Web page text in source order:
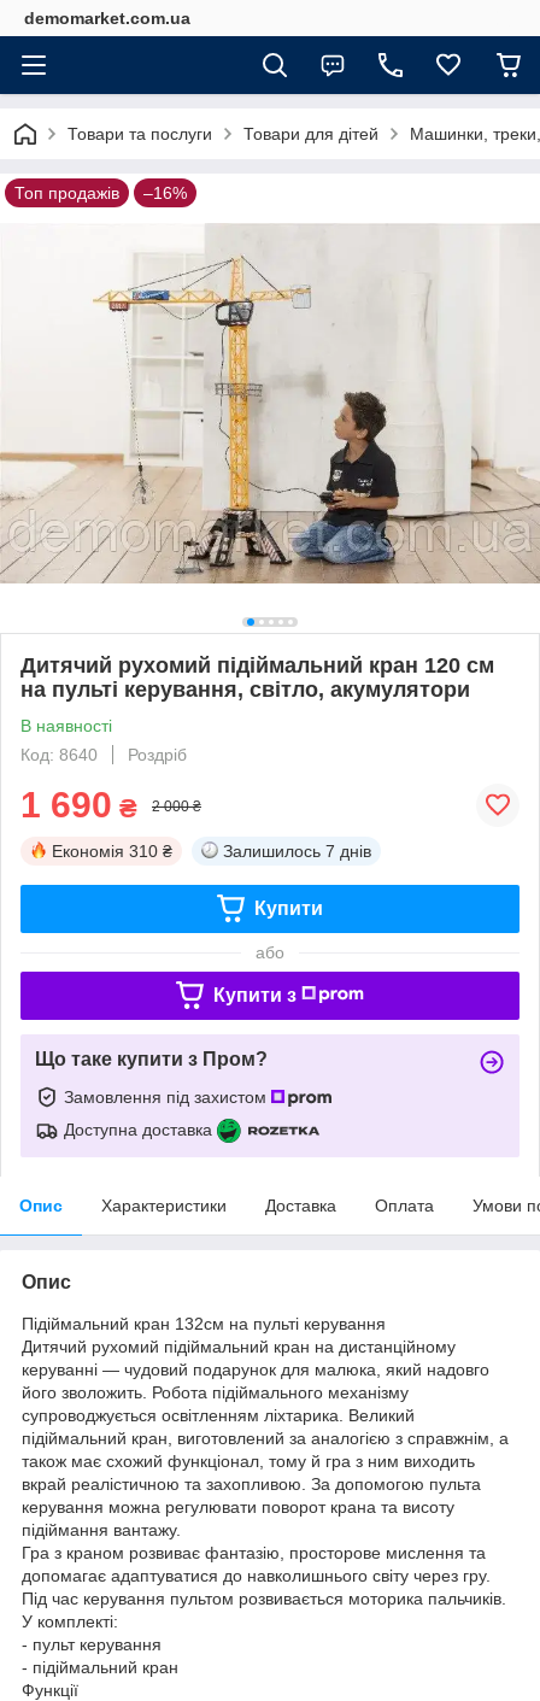
demomarket.com.ua
Товари та послуги Товари для дітей Машинки,
Топ продажів –16%
Дитячий рухомий підіймальний кран 120 см
на пульті керування, світло, акумулятори
В наявності
Код: 8640
Роздріб
1 690 ₴ 2 000 ₴
Економія 310 ₴ Залишилось 7 днів
Купити
або
Купити з
Що таке купити з Пром?
Замовлення під захистом
Доступна доставка
Опис Характеристики Доставка Оплата Умови
Опис
Підіймальний кран 132см на пульті керування
Дитячий рухомий підіймальний кран на дистанційному
керуванні — чудовий подарунок для малюка, який надовго
його зволожить. Робота підіймального механізму
супроводжується освітленням ліхтарика. Великий
підіймальний кран, виготовлений за аналогією з справжнім, а
також має схожий функціонал, тому й гра з ним виходить
вкрай реалістичною та захопливою. За допомогою пульта
керування можна регулювати поворот крана та висоту
підіймання вантажу.
Гра з краном розвиває фантазію, просторове мислення та
допомагає адаптуватися до навколишнього світу через гру.
Під час керування пультом розвивається моторика пальчиків.
У комплекті:
- пульт керування
- підіймальний кран
Функції